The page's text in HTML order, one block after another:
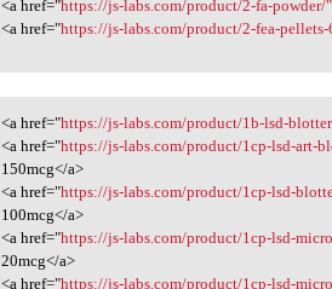
<a href="https://js-labs.com/product/2-fa-powder/"
<a href="https://js-labs.com/product/2-fea-
<a href="https://js-labs.com
<a href="https://js-labs.com/product/1b-lsd-
<a href="https://js-labs.com/product/1cp-lsd-art-
150mcg</a>
<a href="https://js-labs.com/product/1cp-lsd-
100mcg</a>
<a href="https://js-labs.com/product/1cp-lsd-
20mcg</a>
<a href="https://js-labs.com/product/1cp-lsd-